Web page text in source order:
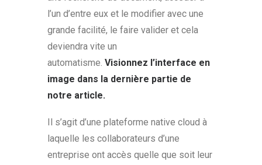
l’un d’entre eux et le modifier avec une
grande facilité, le faire valider et cela
deviendra vite un
automatisme. Visionnez l’interface en
image dans la dernière partie de
notre article.
Il s’agit d’une plateforme native cloud à
laquelle les collaborateurs d’une
entreprise ont accès quelle que soit leur